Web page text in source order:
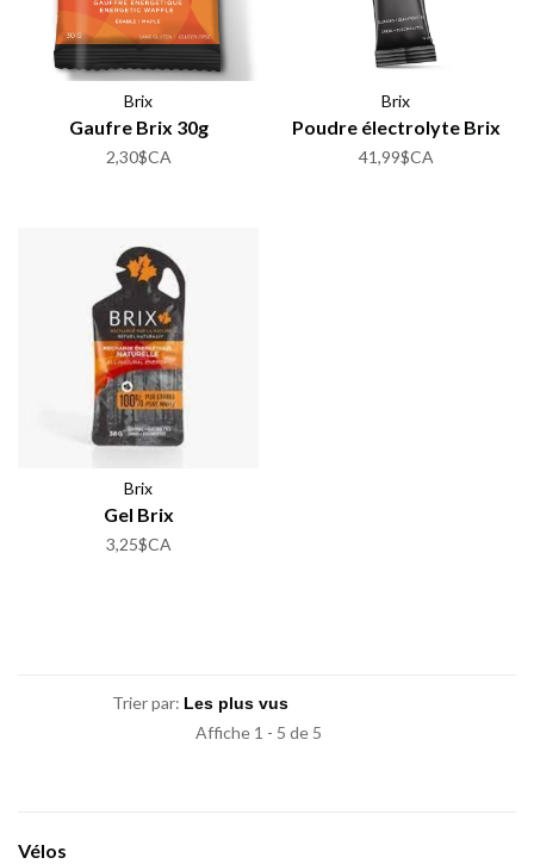
Brix
Gaufre Brix 30g
2,30$CA
Brix
Poudre électrolyte Brix
41,99$CA
Brix
Gel Brix
3,25$CA
Trier par:
Affiche 1 - 5 de 5
Vélos